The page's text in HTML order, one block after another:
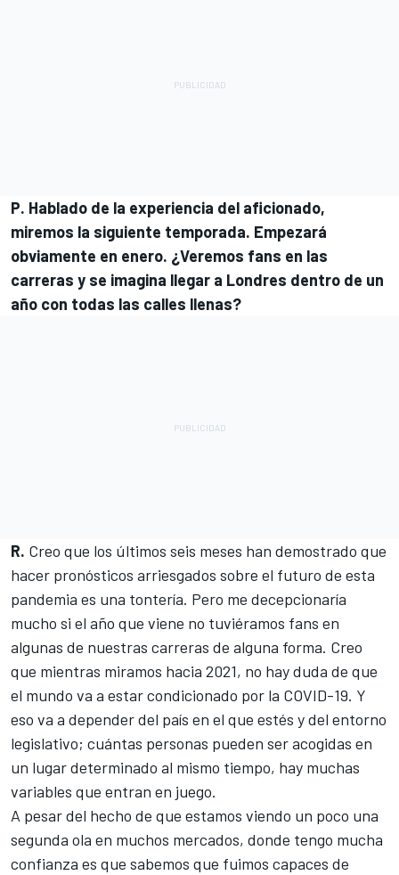
P. Hablado de la experiencia del aficionado,
miremos la siguiente temporada. Empezará
obviamente en enero. ¿Veremos fans en las
carreras y se imagina llegar a Londres dentro de un
año con todas las calles llenas?
R. Creo que los últimos seis meses han demostrado que
hacer pronósticos arriesgados sobre el futuro de esta
pandemia es una tontería. Pero me decepcionaría
mucho si el año que viene no tuviéramos fans en
algunas de nuestras carreras de alguna forma. Creo
que mientras miramos hacia 2021, no hay duda de que
el mundo va a estar condicionado por la COVID-19. Y
eso va a depender del país en el que estés y del entorno
legislativo; cuántas personas pueden ser acogidas en
un lugar determinado al mismo tiempo, hay muchas
variables que entran en juego.
A pesar del hecho de que estamos viendo un poco una
segunda ola en muchos mercados, donde tengo mucha
confianza es que sabemos que fuimos capaces de